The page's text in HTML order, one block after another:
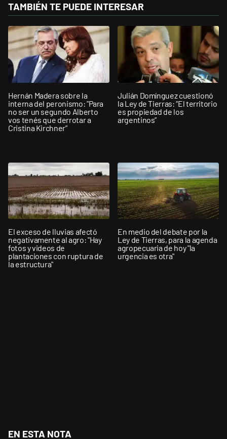
TAMBIÉN TE PUEDE INTERESAR
Hernán Madera sobre la
interna del peronismo: "Para
no ser un segundo Alberto
vos tenés que derrotar a
Cristina Kirchner”
Julián Domínguez cuestionó
la Ley de Tierras: “El territorio
es propiedad de los
argentinos”
El exceso de lluvias afectó
negativamente al agro: "Hay
fotos y videos de
plantaciones con ruptura de
la estructura"
En medio del debate por la
Ley de Tierras, para la agenda
agropecuaria de hoy "la
urgencia es otra"
EN ESTA NOTA